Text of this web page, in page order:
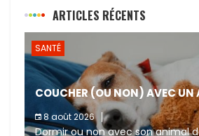
ARTICLES RÉCENTS
SANTÉ
COUCHER (OU NON) AVEC UN
8 août 2026
Dormir ou non avec son animal